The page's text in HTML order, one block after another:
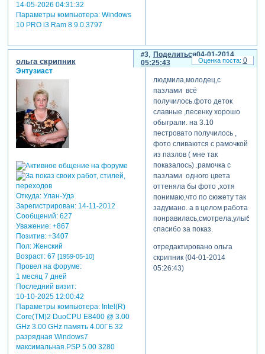
14-05-2026 04:31:32
Параметры компьютера:Windows
10 PRO i3 Ram 8 9.0.3797
Поделиться
3
04-01-2014
05:25:43
ольга скрипник
Энтузиаст
Откуда:Улан-Удэ
Зарегистрирован: 14-11-2012
Сообщений:627
Уважение: +867
Позитив: +3407
Пол:Женский
Возраст:67 [1959-05-10]
Провел на форуме:
1 месяц 7 дней
Последний визит:
10-10-2025 12:00:42
Параметры компьютера:Intel(R)
Core(TM)2 DuoCPU E8400 @ 3.00
GHz 3.00 GHz память 4.00ГБ 32
разрядная Windows7
максимальная.PSP 5.00 3280
людмила,молодец,с
пазлами всё
получилось.фото деток
славные ,песенку хорошо
обыграли. на 3.10
пестровато получилось ,
фото сливаются с рамочкой
из пазлов ( мне так
показалось) .рамочка с
пазлами одного цвета
оттеняла бы фото ,хотя
понимаю,что по сюжету так
задумано. а в целом работа
спасибо за показ.
отредактировано ольга
скрипник (04-01-2014
05:26:43)
0